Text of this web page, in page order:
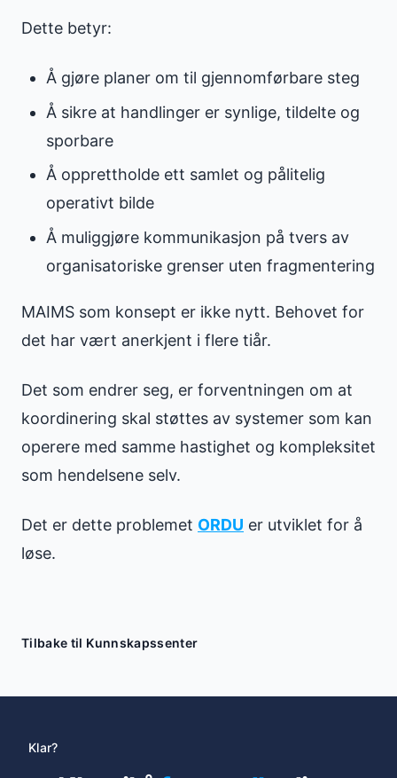
Dette betyr:
Å gjøre planer om til gjennomførbare steg
Å sikre at handlinger er synlige, tildelte og
sporbare
Å opprettholde ett samlet og pålitelig
operativt bilde
Å muliggjøre kommunikasjon på tvers av
organisatoriske grenser uten fragmentering
MAIMS som konsept er ikke nytt. Behovet for
det har vært anerkjent i flere tiår.
Det som endrer seg, er forventningen om at
koordinering skal støttes av systemer som kan
operere med samme hastighet og kompleksitet
som hendelsene selv.
Det er dette problemet ORDU er utviklet for å
løse.
Tilbake til Kunnskapssenter
Klar?